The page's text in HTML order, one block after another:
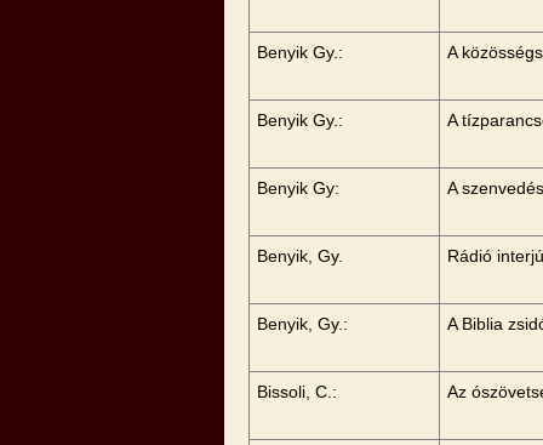
Benyik Gy.: A
Benyik Gy.: A
Benyik Gy: A
Benyik, Gy. Rádió
Benyik, Gy.: A Biblia
Bissoli, C.: Az